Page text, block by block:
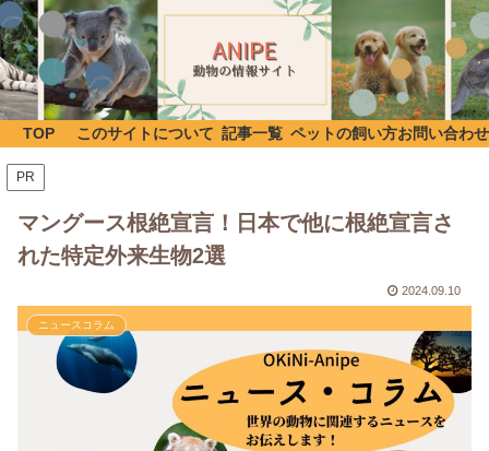
TOP このサイトについて 記事一覧 ペットの飼い方お問い合わせ
PR
マングース根絶宣言！日本で他に根絶宣言さ
れた特定外来生物2選
2024.09.10
ニュースコラム